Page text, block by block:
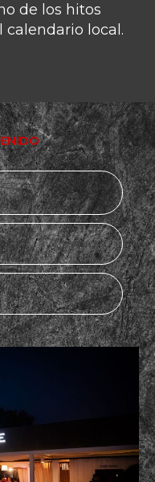
de los hitos
calendario local.